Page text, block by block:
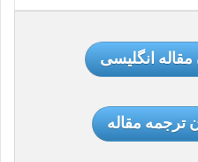
مقاله انگلیسی
ترجمه مقاله